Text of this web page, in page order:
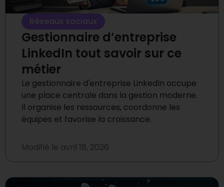
Réseaux sociaux
Gestionnaire d’entreprise
LinkedIn tout savoir sur ce
métier
Le gestionnaire d'entreprise LinkedIn occupe
une place centrale dans la gestion moderne.
Il organise les ressources, coordonne les
équipes et favorise la croissance.
Modifié le avril 18, 2026